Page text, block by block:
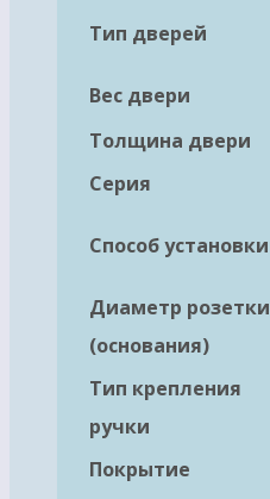
Тип дверей
Вес двери
Толщина двери
Серия
Способ установки
Диаметр розетки
(основания)
Тип крепления
ручки
Покрытие